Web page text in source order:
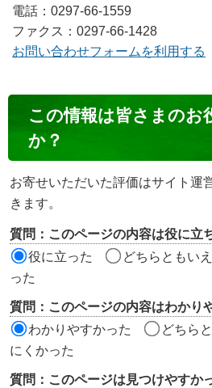
電話：0297-66-1559
ファクス：0297-66-1428
お問い合わせフォームを利用する
ン
ン
ツ
評
価
ア
この情報は皆さまのお
か？
お寄せいただいた評価はサイト運
きます。
質問：このページの内容は役に立
役に立った
どちらともい
った
質問：このページの内容はわかり
わかりやすかった
どちら
にくかった
質問：このページは見つけやすか